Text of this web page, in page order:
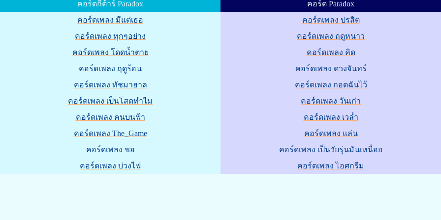
คอร์ดกีต้าร์ Paradox
คอร์ดเพลง มีแต่เธอ
คอร์ดเพลง ทุกๆอย่าง
คอร์ดเพลง โดดน้ำตาย
คอร์ดเพลง ฤดูร้อน
คอร์ดเพลง ทัชมาฮาล
คอร์ดเพลง เป็นโสดทำไม
คอร์ดเพลง คนบนฟ้า
คอร์ดเพลง The_Game
คอร์ดเพลง ขอ
คอร์ดเพลง บ่วงไฟ
คอร์ด Paradox
คอร์ดเพลง ปรสิต
คอร์ดเพลง ฤดูหนาว
คอร์ดเพลง คิด
คอร์ดเพลง ดวงจันทร์
คอร์ดเพลง กอดฉันไว้
คอร์ดเพลง วันเก่า
คอร์ดเพลง เวล่ำ
คอร์ดเพลง แล่น
คอร์ดเพลง เป็นวัยรุ่นมันเหนื่อย
คอร์ดเพลง ไอศกรีม